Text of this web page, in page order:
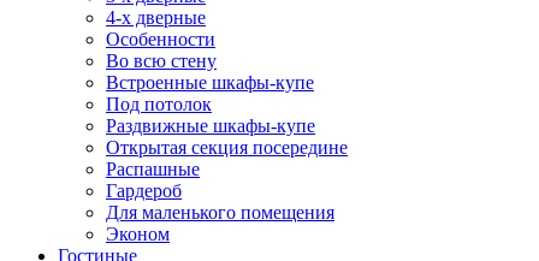
4-х дверные
Особенности
Во всю стену
Встроенные шкафы-купе
Под потолок
Раздвижные шкафы-купе
Открытая секция посередине
Распашные
Гардероб
Для маленького помещения
Эконом
Гостиные